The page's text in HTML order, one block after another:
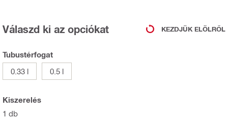
Válaszd ki az opciókat KEZDJÜK ELÖLRŐL
Tubustérfogat
0.33 l
0.5 l
Kiszerelés
1 db